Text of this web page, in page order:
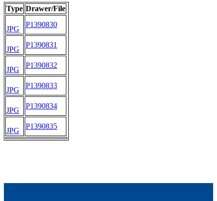
Type Drawer/File
JPG
P1390830
JPG
P1390831
JPG
P1390832
JPG
P1390833
JPG
P1390834
JPG
P1390835